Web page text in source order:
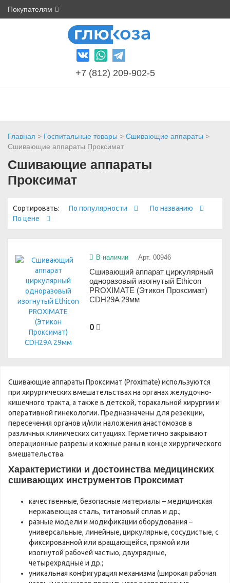
Покупателям
+7 (812) 209-902-5
Главная > Госпитальные товары > Сшивающие аппараты >
Сшивающие аппараты Проксимат
Сшивающие аппараты
Проксимат
Сортировать: По популярности
По названию
По цене
В наличии Арт. 00946
Сшивающий аппарат циркулярный
одноразовый изогнутый Ethicon
PROXIMATE (Этикон Проксимат)
CDH29A 29мм
0
Сшивающие аппараты Проксимат (Proximate) используются
при хирургических вмешательствах на органах желудочно-
кишечного тракта, а также в детской, торакальной хирургии и
оперативной гинекологии. Предназначены для резекции,
пересечения органов и/или наложения анастомозов в
различных клинических ситуациях. Герметично закрывают
операционные разрезы и кожные раны в конце хирургического
вмешательства.
Характеристики и достоинства медицинских
сшивающих инструментов Проксимат
качественные, безопасные материалы – медицинская
нержавеющая сталь, титановый сплав и др.;
разные модели и модификации оборудования –
универсальные, линейные, циркулярные, сосудистые, с
фиксированной или вращающейся, прямой или
изогнутой рабочей частью, двухрядные,
четырехрядные и др.;
уникальная конфигурация механизма (широкая рабочая